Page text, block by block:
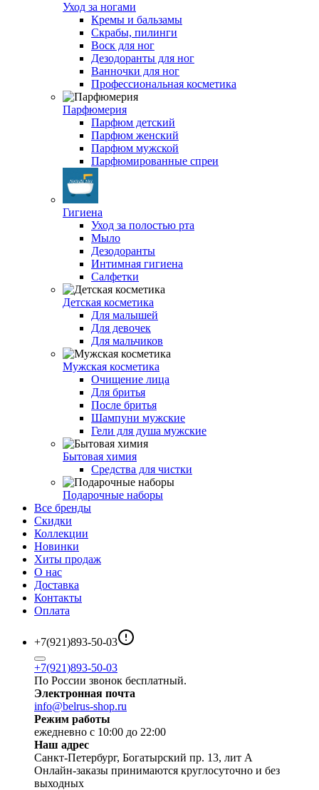
Уход за ногами
Кремы и бальзамы
Скрабы, пилинги
Воск для ног
Дезодоранты для ног
Ванночки для ног
Профессиональная косметика
Парфюмерия
Парфюм детский
Парфюм женский
Парфюм мужской
Парфюмированные спреи
Гигиена
Уход за полостью рта
Мыло
Дезодоранты
Интимная гигиена
Салфетки
Детская косметика
Для малышей
Для девочек
Для мальчиков
Мужская косметика
Очищение лица
Для бритья
После бритья
Шампуни мужские
Гели для душа мужские
Бытовая химия
Средства для чистки
Подарочные наборы
Все бренды
Скидки
Коллекции
Новинки
Хиты продаж
О нас
Доставка
Контакты
Оплата
+7(921)893-50-03
+7(921)893-50-03
По России звонок бесплатный.
Электронная почта
info@belrus-shop.ru
Режим работы
ежедневно с 10:00 до 22:00
Наш адрес
Санкт-Петербург, Богатырский пр. 13, лит А
Онлайн-заказы принимаются круглосуточно и без
выходных